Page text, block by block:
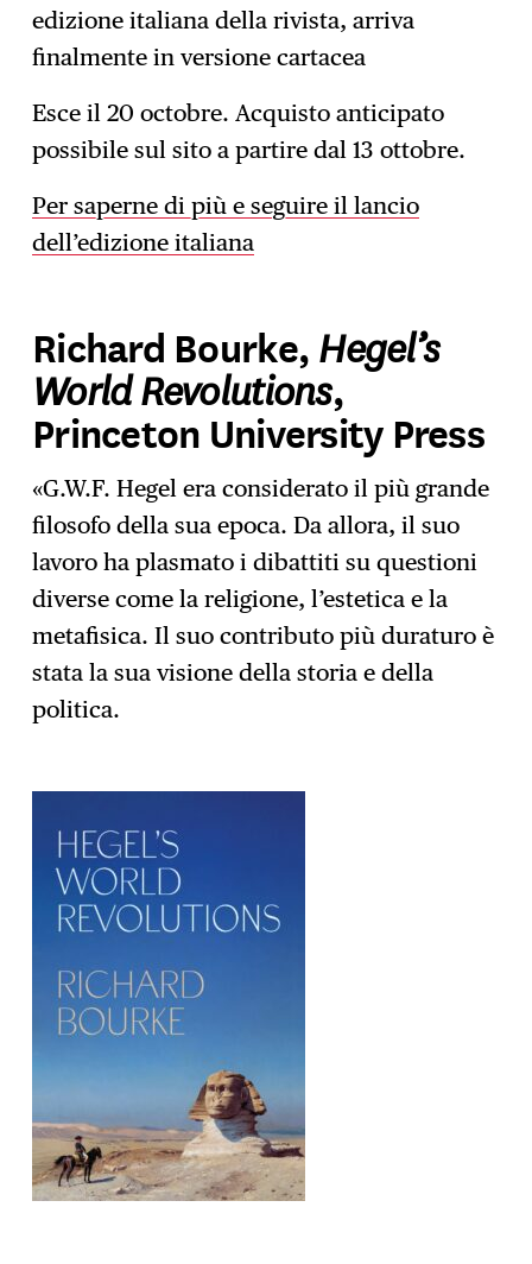
edizione italiana della rivista, arriva
finalmente in versione cartacea
Esce il 20 octobre. Acquisto anticipato
possibile sul sito a partire dal 13 ottobre.
Per saperne di più e seguire il lancio
dell’edizione italiana
Richard Bourke,Hegel’s
World Revolutions,
Princeton University Press
«G.W.F. Hegel era considerato il più grande
filosofo della sua epoca. Da allora, il suo
lavoro ha plasmato i dibattiti su questioni
diverse come la religione, l’estetica e la
metafisica. Il suo contributo più duraturo è
stata la sua visione della storia e della
politica.